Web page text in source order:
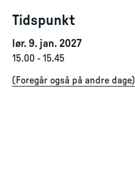
Tidspunkt
lør. 9. jan. 2027
15.00 - 15.45
( Foregår også på andre dage)